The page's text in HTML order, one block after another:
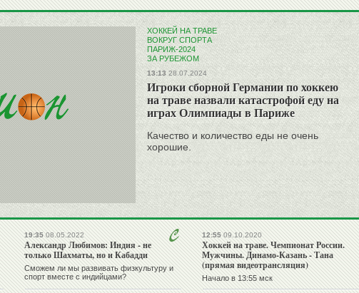
ХОККЕЙ НА ТРАВЕ
ВОКРУГ СПОРТА
ПАРИЖ-2024
ЗА РУБЕЖОМ
13:13 28.07.2024
Игроки сборной Германии по хоккею
на траве назвали катастрофой еду на
играх Олимпиады в Париже
Качество и количество еды не очень
хорошие.
19:3508.05.2022
Александр Любимов: Индия - не
только Шахматы, но и Кабадди
Сможем ли мы развивать физкультуру и
спорт вместе с индийцами?
12:5509.10.2020
Хоккей на траве. Чемпионат России.
Мужчины. Динамо-Казань - Тана
(прямая видеотрансляция)
Начало в 13:55 мск